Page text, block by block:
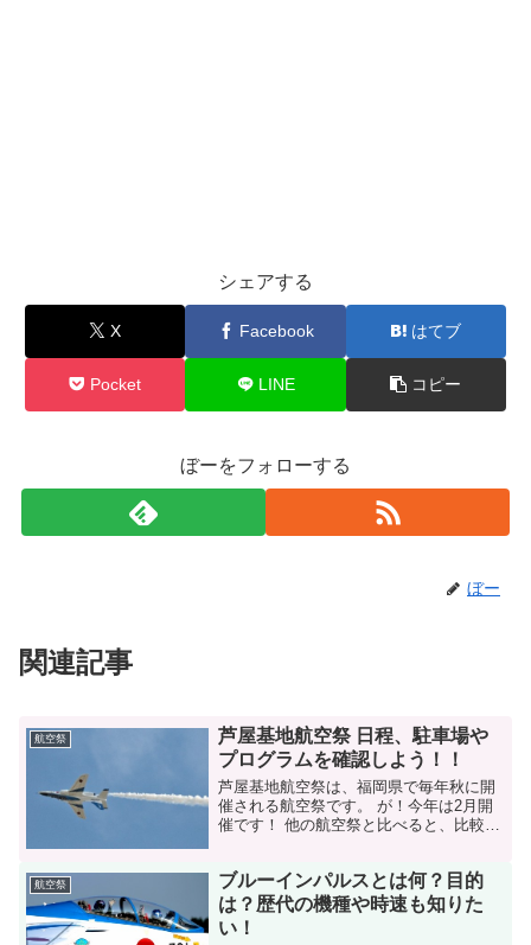
シェアする
X Facebook はてブ
Pocket LINE コピー
ぼーをフォローする
ぼー
関連記事
航空祭
芦屋基地航空祭 日程、駐車場や
プログラムを確認しよう！！
芦屋基地航空祭は、福岡県で毎年秋に開
催される航空祭です。 が！今年は2月開
催です！ 他の航空祭と比べると、比較的
の日程やアクセス、おすすめ駐車場、プ
ログラムをご紹介し...
航空祭
ブルーインパルスとは何？目的
は？歴代の機種や時速も知りた
い！